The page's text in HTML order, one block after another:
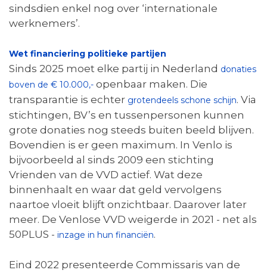
sindsdien enkel nog over ‘internationale
werknemers’.
Wet financiering politieke partijen
Sinds 2025 moet elke partij in Nederland donaties
boven de € 10.000,- openbaar maken. Die
transparantie is echter grotendeels schone schijn. Via
stichtingen, BV’s en tussenpersonen kunnen
grote donaties nog steeds buiten beeld blijven.
Bovendien is er geen maximum. In Venlo is
bijvoorbeeld al sinds 2009 een stichting
Vrienden van de VVD actief. Wat deze
binnenhaalt en waar dat geld vervolgens
naartoe vloeit blijft onzichtbaar. Daarover later
meer. De Venlose VVD weigerde in 2021 - net als
50PLUS - inzage in hun financiën.
Eind 2022 presenteerde Commissaris van de